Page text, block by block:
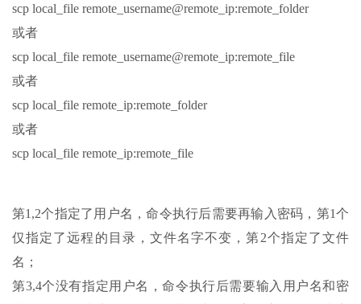
scp local_file remote_username@remote_ip:remote_folder
或者
scp local_file remote_username@remote_ip:remote_file
或者
scp local_file remote_ip:remote_folder
或者
scp local_file remote_ip:remote_file
第1,2个指定了用户名，命令执行后需要再输入密码，第1个
仅指定了远程的目录，文件名字不变，第2个指定了文件
名；
第3,4个没有指定用户名，命令执行后需要输入用户名和密